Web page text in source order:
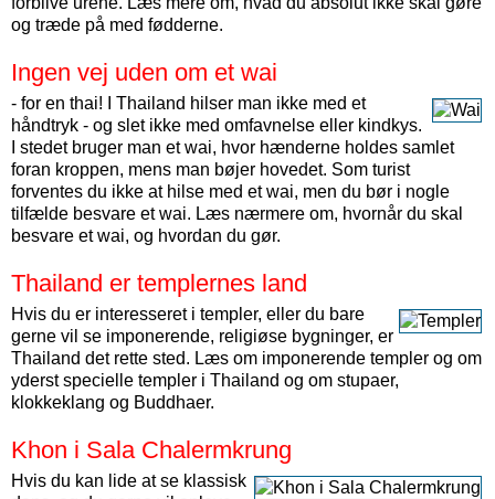
og træde på med fødderne.
Ingen vej uden om et wai
- for en thai! I Thailand hilser man ikke med et
håndtryk - og slet ikke med omfavnelse eller kindkys.
I stedet bruger man et wai, hvor hænderne holdes samlet
foran kroppen, mens man bøjer hovedet. Som turist
forventes du ikke at hilse med et wai, men du bør i nogle
tilfælde besvare et wai. Læs nærmere om, hvornår du skal
besvare et wai, og hvordan du gør.
Thailand er templernes land
Hvis du er interesseret i templer, eller du bare
gerne vil se imponerende, religiøse bygninger, er
Thailand det rette sted. Læs om imponerende templer og om
yderst specielle templer i Thailand og om stupaer,
klokkeklang og Buddhaer.
Khon i Sala Chalermkrung
Hvis du kan lide at se klassisk